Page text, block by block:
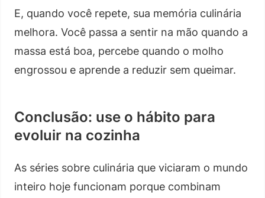
E, quando você repete, sua memória culinária
melhora. Você passa a sentir na mão quando a
massa está boa, percebe quando o molho
engrossou e aprende a reduzir sem queimar.
Conclusão: use o hábito para
evoluir na cozinha
As séries sobre culinária que viciaram o mundo
inteiro hoje funcionam porque combinam